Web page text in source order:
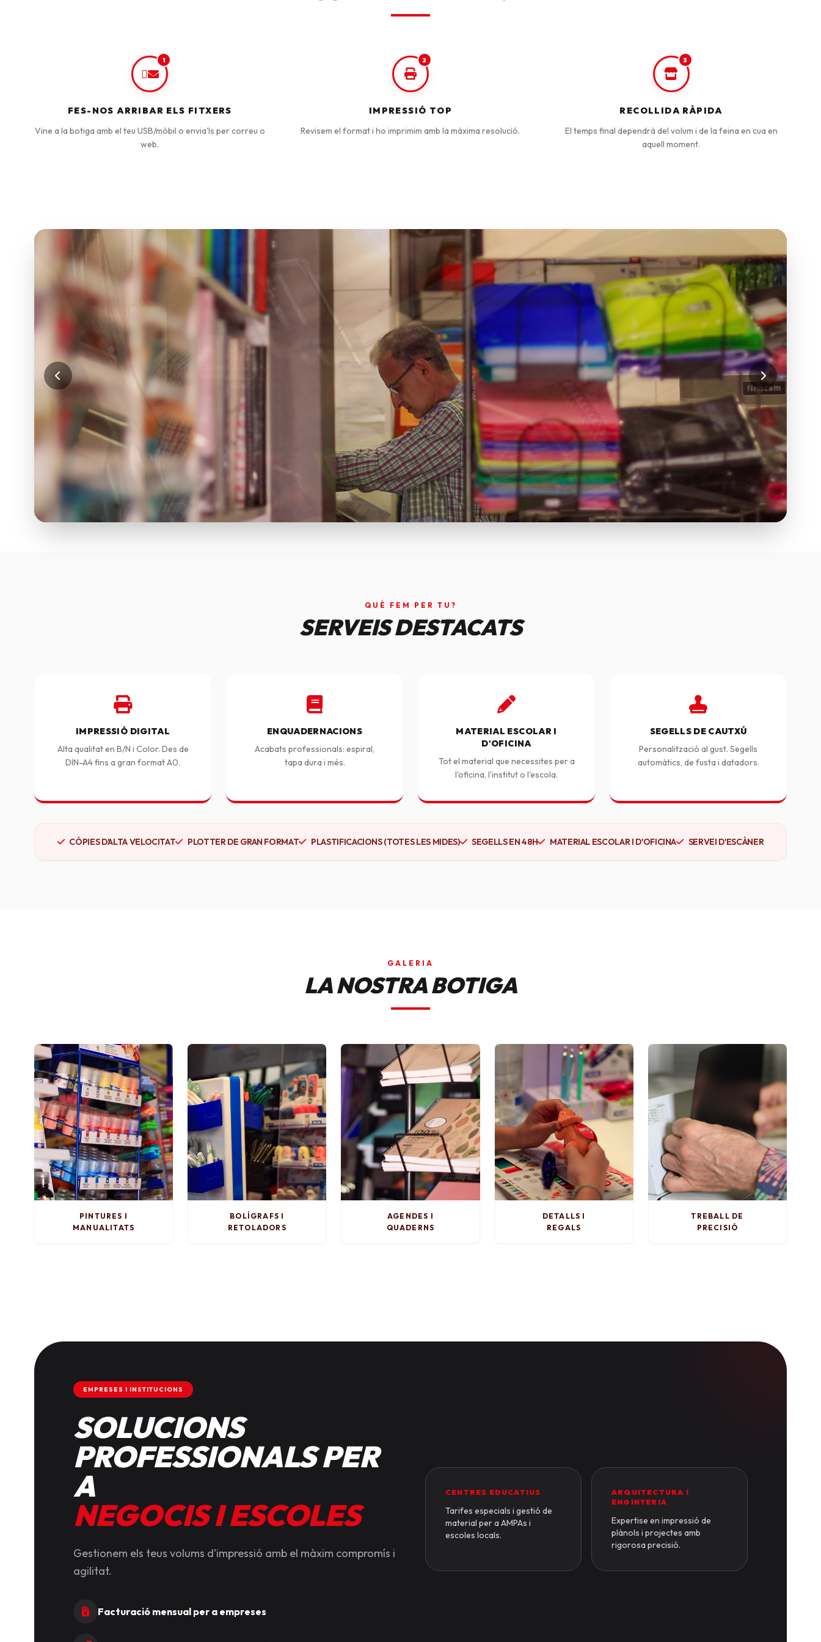
1
FES-NOS ARRIBAR ELS FITXERS
Vine a la botiga amb el teu USB/mòbil o envia'ls per correu o
web.
2
IMPRESSIÓ TOP
Revisem el format i ho imprimim amb la màxima resolució.
3
RECOLLIDA RÀPIDA
El temps final dependrà del volum i de la feina en cua en
aquell moment.
QUÈ FEM PER TU?
SERVEIS DESTACATS
IMPRESSIÓ DIGITAL
Alta qualitat en B/N i Color. Des de
DIN-A4 fins a gran format A0.
ENQUADERNACIONS
Acabats professionals: espiral,
tapa dura i més.
MATERIAL ESCOLAR I
D'OFICINA
Tot el material que necessites per a
l'oficina, l'institut o l'escola.
SEGELLS DE CAUTXÚ
Personalització al gust. Segells
automàtics, de fusta i datadors.
CÒPIES D'ALTA VELOCITAT PLOTTER DE GRAN FORMAT PLASTIFICACIONS (TOTES LES MIDES) SEGELLS EN 48H MATERIAL ESCOLAR I D'OFICINA SERVEI D'ESCÀNER
GALERIA
LA NOSTRA BOTIGA
PINTURES I
MANUALITATS
BOLÍGRAFS I
RETOLADORS
AGENDES I
QUADERNS
DETALLS I
REGALS
TREBALL DE
PRECISIÓ
EMPRESES I INSTITUCIONS
SOLUCIONS
PROFESSIONALS PER
A
NEGOCIS I ESCOLES
Gestionem els teus volums d'impressió amb el màxim compromís i
agilitat.
Facturació mensual per a empreses
CENTRES EDUCATIUS
Tarifes especials i gestió de
material per a AMPAs i
escoles locals.
ARQUITECTURA I
ENGINYERIA
Expertise en impressió de
plànols i projectes amb
rigorosa precisió.